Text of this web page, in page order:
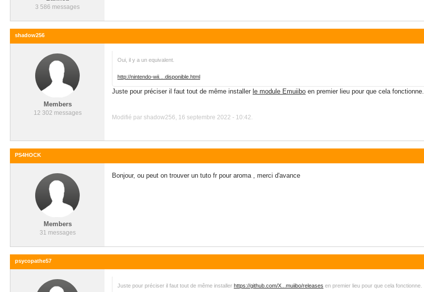
3 586 messages
shadow256
Members
12 302 messages
Oui, il y a un equivalent.
http://nintendo-wii....disponible.html
Juste pour préciser il faut tout de même installer le module Emuiibo en premier lieu pour que cela fonctionne.
Modifié par shadow256, 16 septembre 2022 - 10:42.
PS4HOCK
Members
31 messages
Bonjour, ou peut on trouver un tuto fr pour aroma , merci d'avance
psycopathe57
Juste pour préciser il faut tout de même installer https://github.com/X...muiibo/releases en premier lieu pour que cela fonctionne.